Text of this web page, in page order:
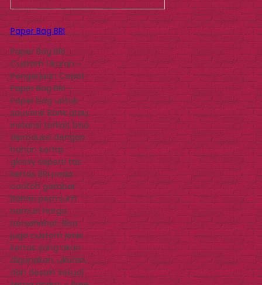
Paper Bag BRI
Paper Bag BRI
Custom Ukuran –
Pengerjaan Cepat
Paper Bag BRI –
Paper bag untuk
souvenir Bank atau
instansi terkait bisa
diproduksi dengan
bahan kertas
glossy seperti tas
kertas BRI pada
contoh gambar.
Bahan permium
namun harga
bersahabat. Bisa
juga custom jenis
kertas yang akan
digunakan, ukuran,
dan desain sesuai